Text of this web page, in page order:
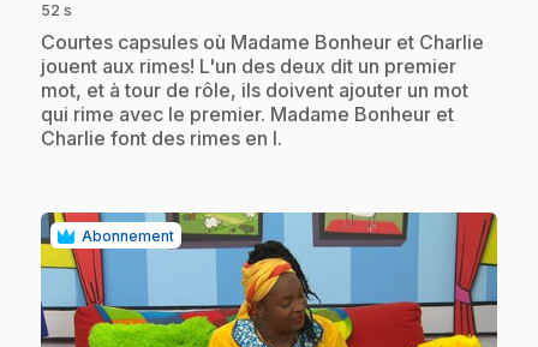
52 s
.Courtes capsules où Madame Bonheur et Charlie
jouent aux rimes! L'un des deux dit un premier
mot, et à tour de rôle, ils doivent ajouter un mot
qui rime avec le premier. Madame Bonheur et
Charlie font des rimes en I.
Abonnement